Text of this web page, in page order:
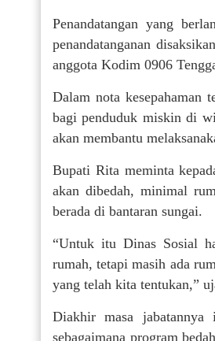
Penandatangan yang
penandatanganan
anggota Kodim 0906
Dalam nota kesepahaman
bagi penduduk miskin di
akan membantu
Bupati Rita meminta
akan dibedah, minimal
berada di bantaran sungai.
“Untuk itu Dinas Sosial
rumah, tetapi masih ada
yang telah kita tentukan,”
Diakhir masa
sebagaimana program